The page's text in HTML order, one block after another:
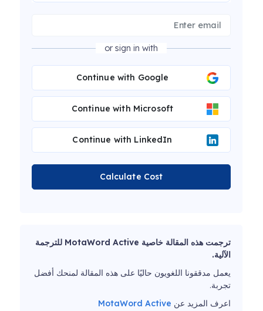
or sign in with
Continue with Google
Continue with Microsoft
Continue with LinkedIn
Calculate Cost
ترجمت هذه المقالة خاصية MotaWord Active للترجمة
الآلية.
يعمل مدققونا اللغويون حاليًا على هذه المقالة لمنحك أفضل
تجربة.
اعرف المزيد عن MotaWord Active